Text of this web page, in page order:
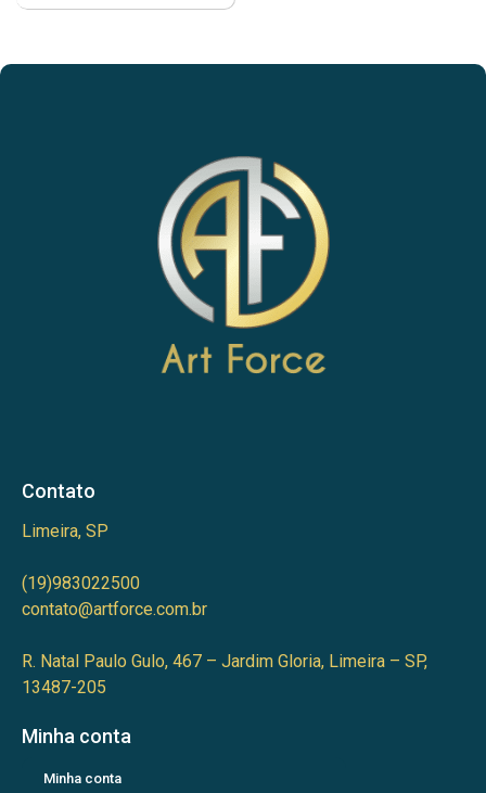
Contato
Limeira, SP
(19)983022500
contato@artforce.com.br
R. Natal Paulo Gulo, 467 – Jardim Gloria, Limeira – SP,
13487-205
Minha conta
Minha conta